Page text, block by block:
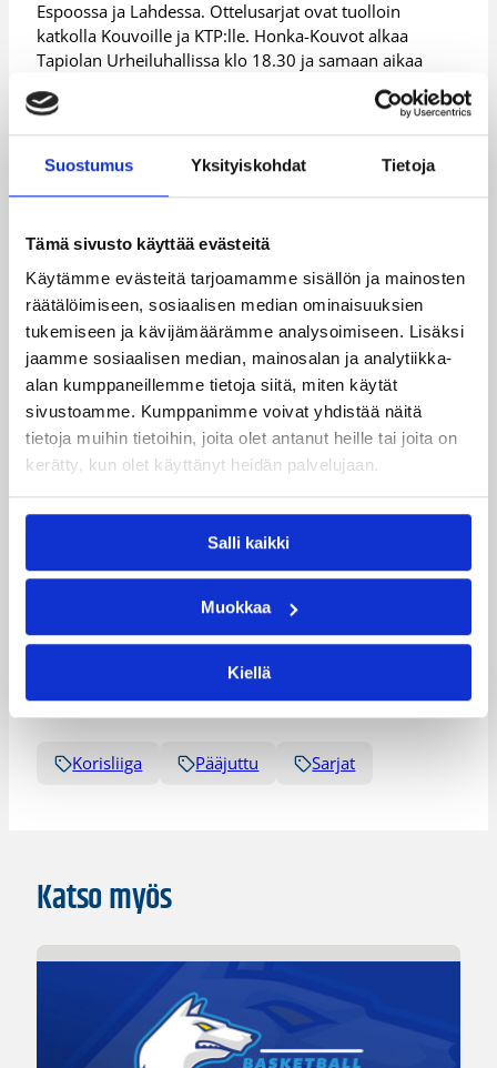
Suostumus Yksityiskohdat Tietoja
Tämä sivusto käyttää evästeitä
Käytämme evästeitä tarjoamamme sisällön ja mainosten
räätälöimiseen, sosiaalisen median ominaisuuksien
tukemiseen ja kävijämäärämme analysoimiseen. Lisäksi
jaamme sosiaalisen median, mainosalan ja analytiikka-
alan kumppaneillemme tietoja siitä, miten käytät
sivustoamme. Kumppanimme voivat yhdistää näitä
tietoja muihin tietoihin, joita olet antanut heille tai joita on
kerätty, kun olet käyttänyt heidän palvelujaan.
Salli kaikki
Muokkaa
Kiellä
Espoossa ja Lahdessa. Ottelusarjat ovat tuolloin
katkolla Kouvoille ja KTP:lle. Honka-Kouvot alkaa
Tapiolan Urheiluhallissa klo 18.30 ja samaan aikaa
Urheilutalolla.
Päivitetty29.03.2004
Henkilöt
Jari Vekkilä
Jukka Toijala
Kenny Younger
Luke Dean
Marcus Grant
Markus Hemdahl
Markus Myllylä
Mikko Kyrö
Pasi Heinonen
Roope Mäkelä
Sauli Silvonen
Stephen Rich
Tom Gustafsson
Kategoriat
Korisliiga Pääjuttu Sarjat
Katso myös